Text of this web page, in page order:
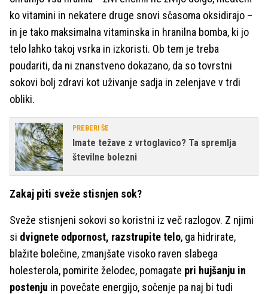
ko vitamini in nekatere druge snovi sčasoma oksidirajo –
in je tako maksimalna vitaminska in hranilna bomba, ki jo
telo lahko takoj vsrka in izkoristi. Ob tem je treba
poudariti, da ni znanstveno dokazano, da so tovrstni
sokovi bolj zdravi kot uživanje sadja in zelenjave v trdi
obliki.
PREBERI ŠE
Imate težave z vrtoglavico? Ta spremlja
številne bolezni
Zakaj piti sveže stisnjen sok?
Sveže stisnjeni sokovi so koristni iz več razlogov. Z njimi
si dvignete odpornost, razstrupite telo, ga hidrirate,
blažite bolečine, zmanjšate visoko raven slabega
holesterola, pomirite želodec, pomagate pri hujšanju in
postenju in povečate energijo, sočenje pa naj bi tudi